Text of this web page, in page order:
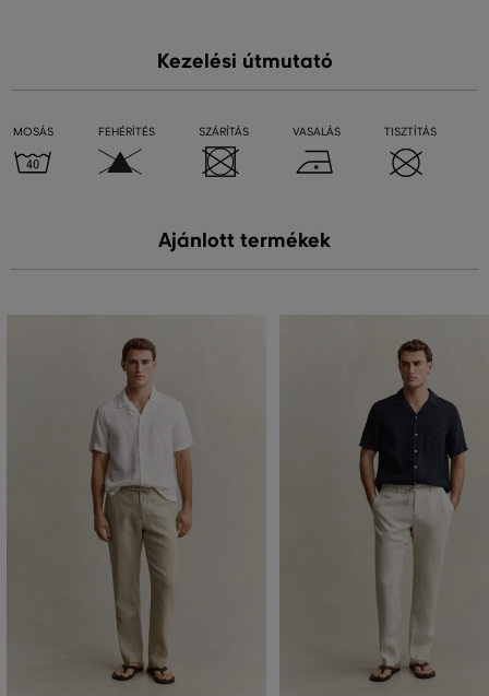
Kezelési útmutató
MOSÁS FEHÉRÍTÉS SZÁRÍTÁS VASALÁS TISZTÍTÁS
Ajánlott termékek